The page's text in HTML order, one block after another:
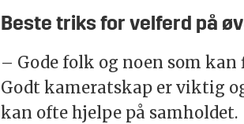
Beste triks for velferd på
– Gode folk og noen som
Godt kameratskap er viktig
kan ofte hjelpe på samholdet.